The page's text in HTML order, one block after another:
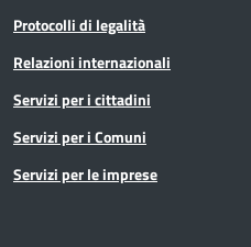
Protocolli di legalità
Relazioni internazionali
Servizi per i cittadini
Servizi per i Comuni
Servizi per le imprese